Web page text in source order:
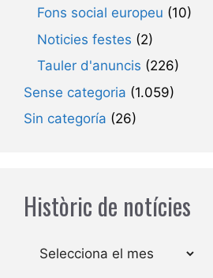
Fons social europeu (10)
Noticies festes (2)
Tauler d'anuncis (226)
Sense categoria (1.059)
Sin categoría (26)
Històric de notícies
Arxius